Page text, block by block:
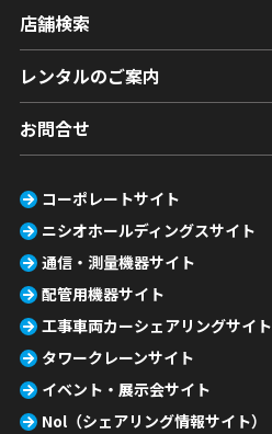
店舗検索
レンタルのご案内
お問合せ
コーポレートサイト
ニシオホールディングスサイト
通信・測量機器サイト
配管用機器サイト
工事車両カーシェアリングサイト
タワークレーンサイト
イベント・展示会サイト
Nol（シェアリング情報サイト）